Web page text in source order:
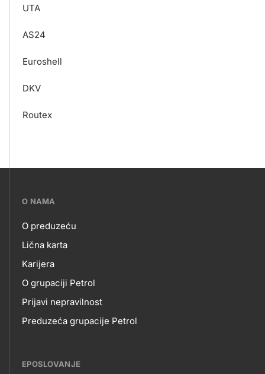
UTA
AS24
Euroshell
DKV
Routex
???
skupno.footer-
title???
O NAMA
O
NAMA
O preduzeću
Lična karta
Karijera
O grupaciji Petrol
Prijavi nepravilnost
Preduzeća grupacije Petrol
EPOSLOVANJE